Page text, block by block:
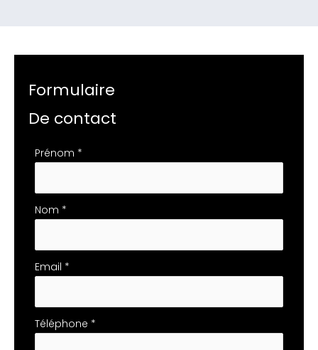
Formulaire
De contact
Formulaire
téléphone
Prénom *
Nom *
Email *
Téléphone *